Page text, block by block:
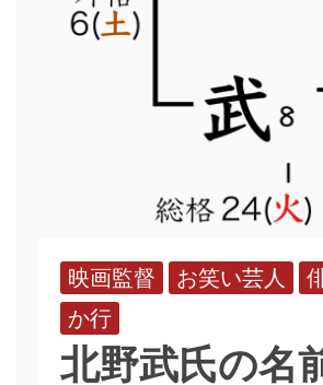
映画監督 お笑い芸人
か行
北野武氏の名